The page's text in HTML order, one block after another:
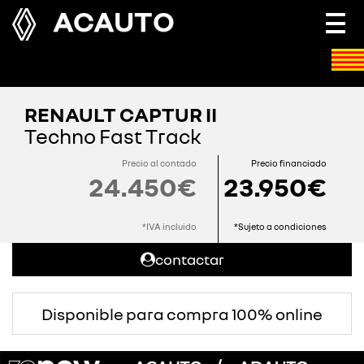
ACAUTO
RENAULT CAPTUR II
Techno Fast Track
Precio al contado
24.450€
*IVA incluido
Precio financiado
23.950€
*Sujeto a condiciones
contactar
Disponible para compra 100% online